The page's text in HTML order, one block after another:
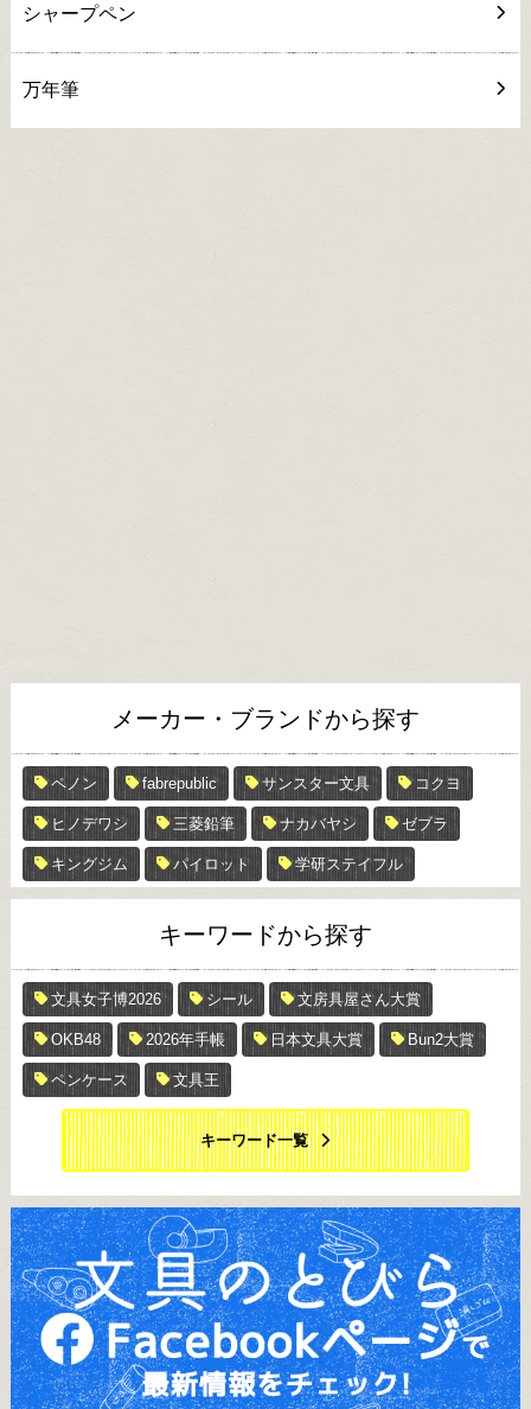
シャープペン
万年筆
メーカー・ブランドから探す
ペノン fabrepublic サンスター文具 コクヨ
ヒノデワシ 三菱鉛筆 ナカバヤシ ゼブラ
キングジム パイロット 学研ステイフル
キーワードから探す
文具女子博2026 シール 文房具屋さん大賞
OKB48 2026年手帳 日本文具大賞 Bun2大賞
ペンケース 文具王
キーワード一覧